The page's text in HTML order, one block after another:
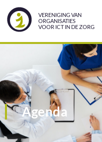
VERENIGING VAN
ORGANISATIES
VOOR ICT IN DE ZORG
Agenda